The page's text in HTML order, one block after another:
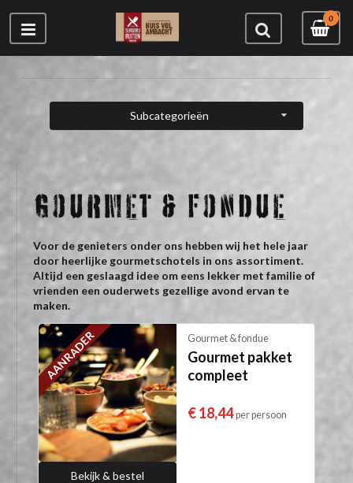
0
Subcategorieën
GOURMET & FONDUE
Voor de genieters onder ons hebben wij het hele jaar
door heerlijke gourmetschotels in ons assortiment.
Altijd een geslaagd idee om eens lekker met familie of
vrienden een ouderwets gezellige avond ervan te
maken.
AANRADER
Bekijk & bestel
Gourmet & fondue
Gourmet pakket
compleet
€ 18,44per persoon